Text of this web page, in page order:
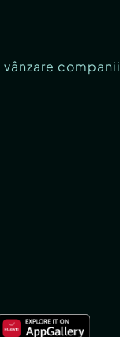
companii